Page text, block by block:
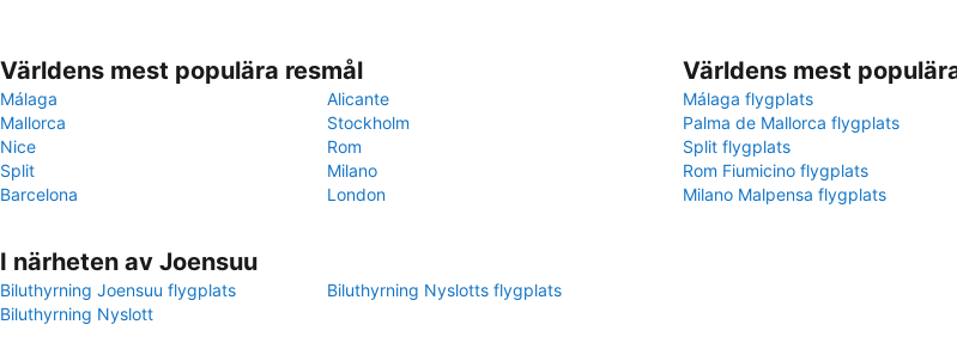
Världens mest populära resmål
Málaga
Alicante
Mallorca
Stockholm
Nice
Rom
Split
Milano
Barcelona
London
Världens mest
Málaga flygplats
Palma de Mallorca flygplats
Split flygplats
Rom Fiumicino flygplats
Milano Malpensa flygplats
I närheten av Joensuu
Biluthyrning Joensuu flygplats
Biluthyrning Nyslotts flygplats
Biluthyrning Nyslott